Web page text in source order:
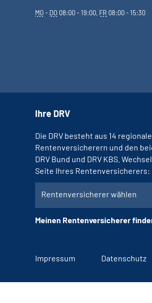
MO- DO 08:00 - 19:00, FR 08:00 - 15:30
Ihre DRV
Die DRV besteht aus 14
Rentenversicherern und den
DRV Bund und DRV KBS.
Seite Ihres Rentenversicherers:
Rentenversicherer wählen
Meinen Rentenversicherer
Impressum Datenschutz